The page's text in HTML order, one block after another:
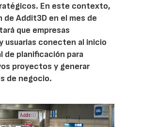
En este contexto,
de Addit3D en el mes de
que empresas
usuarias conecten al inicio
de planificación para
proyectos y generar
de negocio.